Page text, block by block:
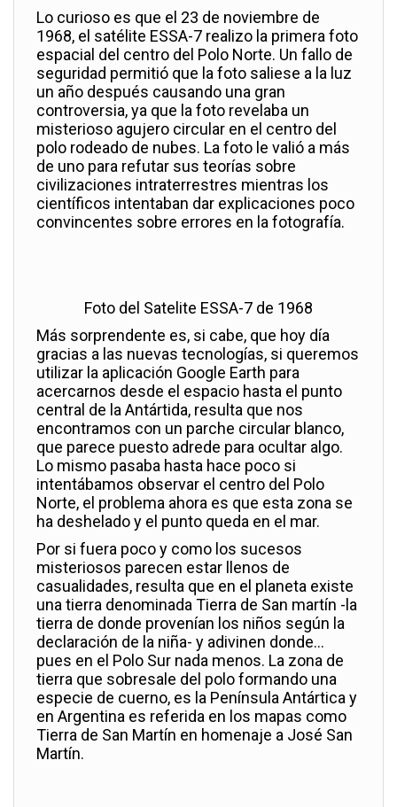
Lo curioso es que el 23 de noviembre de
1968, el satélite ESSA-7 realizo la primera foto
espacial del centro del Polo Norte. Un fallo de
seguridad permitió que la foto saliese a la luz
un año después causando una gran
controversia, ya que la foto revelaba un
misterioso agujero circular en el centro del
polo rodeado de nubes. La foto le valió a más
de uno para refutar sus teorías sobre
civilizaciones intraterrestres mientras los
científicos intentaban dar explicaciones poco
convincentes sobre errores en la fotografía.
Foto del Satelite ESSA-7 de 1968
Más sorprendente es, si cabe, que hoy día
gracias a las nuevas tecnologías, si queremos
utilizar la aplicación Google Earth para
acercarnos desde el espacio hasta el punto
central de la Antártida, resulta que nos
encontramos con un parche circular blanco,
que parece puesto adrede para ocultar algo.
Lo mismo pasaba hasta hace poco si
intentábamos observar el centro del Polo
Norte, el problema ahora es que esta zona se
ha deshelado y el punto queda en el mar.
Por si fuera poco y como los sucesos
misteriosos parecen estar llenos de
casualidades, resulta que en el planeta existe
una tierra denominada Tierra de San martín -la
tierra de donde provenían los niños según la
declaración de la niña- y adivinen donde…
pues en el Polo Sur nada menos. La zona de
tierra que sobresale del polo formando una
especie de cuerno, es la Península Antártica y
en Argentina es referida en los mapas como
Tierra de San Martín en homenaje a José San
Martín.